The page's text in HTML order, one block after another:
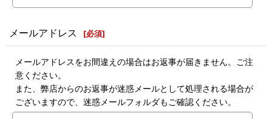
メールアドレス [必須]
メールアドレスをお間違えの場合はお返事が届きません。ご注
意ください。
また、弊店からのお返事が迷惑メールとして処理される場合が
ございますので、迷惑メールフォルダもご確認ください。